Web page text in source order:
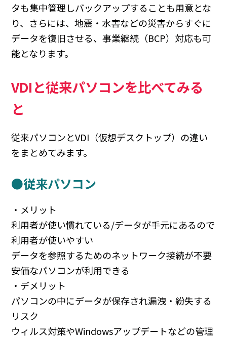
タも集中管理しバックアップすることも用意とな
り、さらには、地震・水害などの災害からすぐに
データを復旧させる、事業継続（BCP）対応も可
能となります。
VDIと従来パソコンを比べてみる
と
従来パソコンとVDI（仮想デスクトップ）の違い
をまとめてみます。
●従来パソコン
・メリット
利用者が使い慣れている/データが手元にあるので
利用者が使いやすい
データを参照するためのネットワーク接続が不要
安価なパソコンが利用できる
・デメリット
パソコンの中にデータが保存され漏洩・紛失する
リスク
ウィルス対策やWindowsアップデートなどの管理